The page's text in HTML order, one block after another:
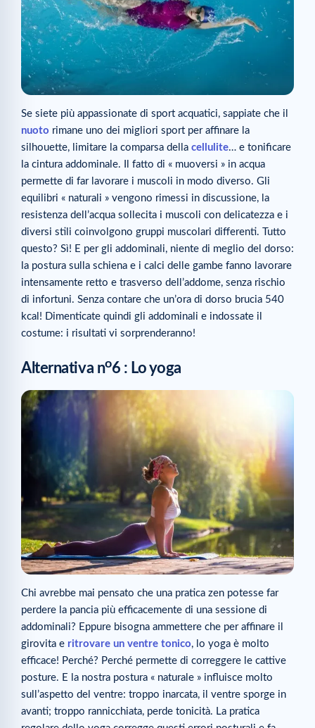
Se siete più appassionate di sport acquatici, sappiate che il
nuoto rimane uno dei migliori sport per affinare la
silhouette, limitare la comparsa della cellulite… e tonificare
la cintura addominale. Il fatto di « muoversi » in acqua
permette di far lavorare i muscoli in modo diverso. Gli
equilibri « naturali » vengono rimessi in discussione, la
resistenza dell’acqua sollecita i muscoli con delicatezza e i
diversi stili coinvolgono gruppi muscolari differenti. Tutto
questo? Sì! E per gli addominali, niente di meglio del dorso:
la postura sulla schiena e i calci delle gambe fanno lavorare
intensamente retto e trasverso dell’addome, senza rischio
di infortuni. Senza contare che un’ora di dorso brucia 540
kcal! Dimenticate quindi gli addominali e indossate il
costume: i risultati vi sorprenderanno!
Alternativa no6 : Lo yoga
Chi avrebbe mai pensato che una pratica zen potesse far
perdere la pancia più efficacemente di una sessione di
addominali? Eppure bisogna ammettere che per affinare il
girovita e ritrovare un ventre tonico, lo yoga è molto
efficace! Perché? Perché permette di correggere le cattive
posture. E la nostra postura « naturale » influisce molto
sull’aspetto del ventre: troppo inarcata, il ventre sporge in
avanti; troppo rannicchiata, perde tonicità. La pratica